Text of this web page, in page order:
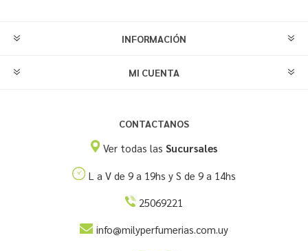
INFORMACIÓN
MI CUENTA
CONTACTANOS
Ver todas lasSucursales
L a V de 9 a 19hs y S de 9 a 14hs
25069221
info@milyperfumerias.com.uy